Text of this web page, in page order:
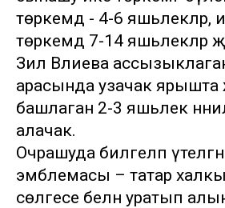
төркемдә - 4-6 яшьлекләр,
төркемдә 7-14 яшьлекләр
Зилә Вәлиева
арасында узачак
башлаган 2-3 яшьлек
алачак.
Очрашуда билгеләп
эмблемасы – татар
сөлгесе белән уратып